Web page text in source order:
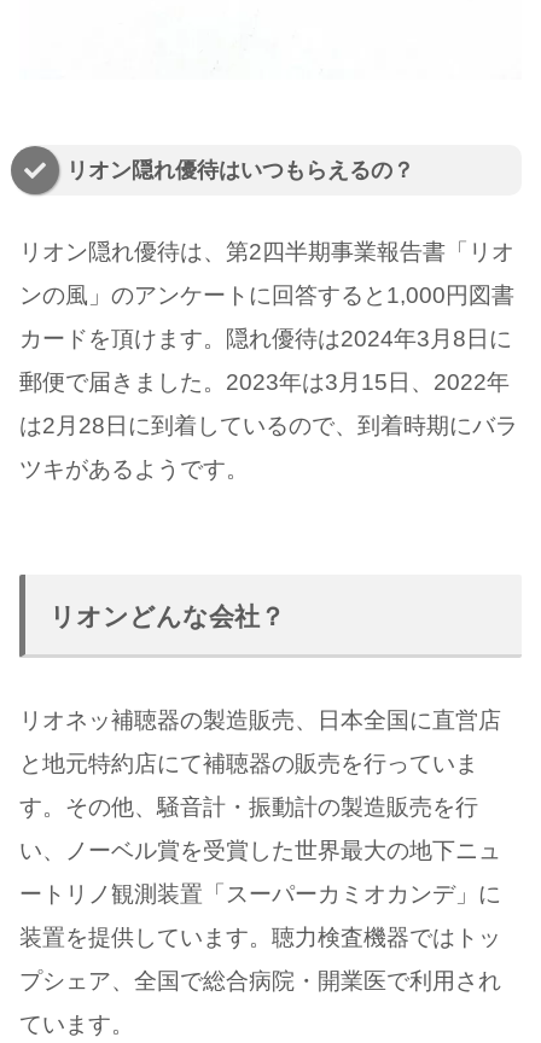
リオン隠れ優待はいつもらえるの？
リオン隠れ優待は、第2四半期事業報告書「リオ
ンの風」のアンケートに回答すると1,000円図書
カードを頂けます。隠れ優待は2024年3月8日に
郵便で届きました。2023年は3月15日、2022年
は2月28日に到着しているので、到着時期にバラ
ツキがあるようです。
リオンどんな会社？
リオネッ補聴器の製造販売、日本全国に直営店
と地元特約店にて補聴器の販売を行っていま
す。その他、騒音計・振動計の製造販売を行
い、ノーベル賞を受賞した世界最大の地下ニュ
ートリノ観測装置「スーパーカミオカンデ」に
装置を提供しています。聴力検査機器ではトッ
プシェア、全国で総合病院・開業医で利用され
ています。